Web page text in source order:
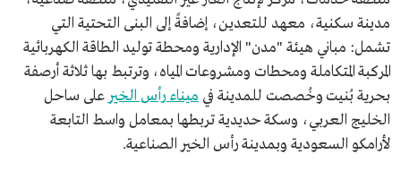
مدينة سكنية، معهد للتعدين، إضافةً إلى البنى التحتية التي
تشمل: مباني هيئة "مدن" الإدارية ومحطة توليد الطاقة الكهربائية
المركبة المتكاملة ومحطات ومشروعات المياه، وترتبط بها ثلاثة أرصفة
بحرية بُنيت وخُصصت للمدينة في ميناء رأس الخير على ساحل
الخليج العربي، وسكة حديدية تربطها بمعامل واسط التابعة
لأرامكو السعودية وبمدينة رأس الخير الصناعية.